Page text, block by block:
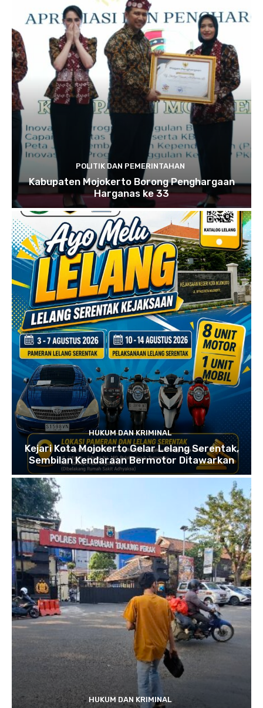
POLITIK DAN PEMERINTAHAN
Kabupaten Mojokerto Borong Penghargaan
Harganas ke 33
HUKUM DAN KRIMINAL
Kejari Kota Mojokerto Gelar Lelang Serentak,
Sembilan Kendaraan Bermotor Ditawarkan
HUKUM DAN KRIMINAL